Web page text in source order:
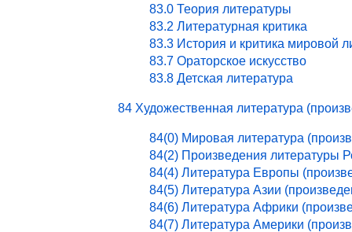
83.0 Теория литературы
83.2 Литературная критика
83.3 История и критика мировой
83.7 Ораторское искусство
83.8 Детская литература
84 Художественная литература
84(0) Мировая литература
84(2) Произведения литературы
84(4) Литература Европы
84(5) Литература Азии
84(6) Литература Африки
84(7) Литература Америки